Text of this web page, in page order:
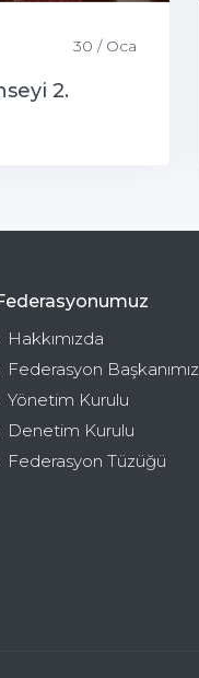
30 / Oca
2.
Hakkımızda
Federasyon Başkanımız
Yönetim Kurulu
Denetim Kurulu
Federasyon Tüzüğü